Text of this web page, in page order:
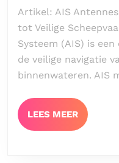
Artikel: AIS
tot Veilige
Systeem (AIS) is
de veilige navigatie
binnenwateren. AIS
LEES MEERLEES
MEER